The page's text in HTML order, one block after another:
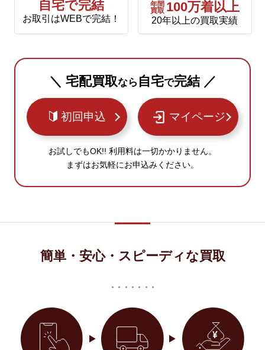
自宅で完結
お取引はWEBで完結！
年間
買取 100万着以上
20年以上の買取実績
＼ 宅配買取なら 自宅で完結 ／
初回申込 マイページ
お試しでもOK!! 利用料は一切かかりません。
まずはお気軽にお申込みください。
簡単・安心・スピーディな買取